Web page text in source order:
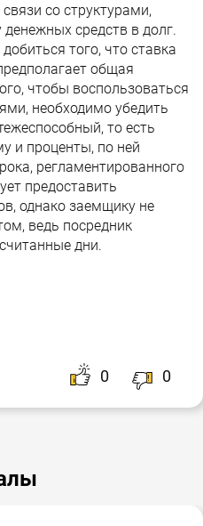
со структурами,
средств в долг.
того, что ставка
общая
чтобы воспользоваться
необходимо убедить
то есть
и проценты, по ней
регламентированного
предоставить
однако заемщику не
ведь посредник
дни.
0 0